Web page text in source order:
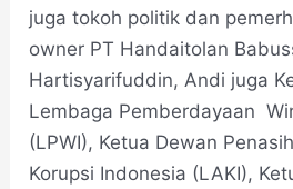
juga tokoh politik dan
owner PT Handaitolan
Hartisyarifuddin, Andi juga
Lembaga Pemberdayaan
(LPWI), Ketua Dewan
Korupsi Indonesia (LAKI),